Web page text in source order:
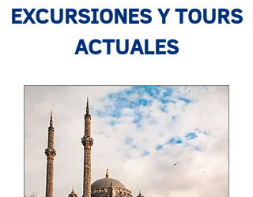
EXCURSIONES Y TOURS
ACTUALES